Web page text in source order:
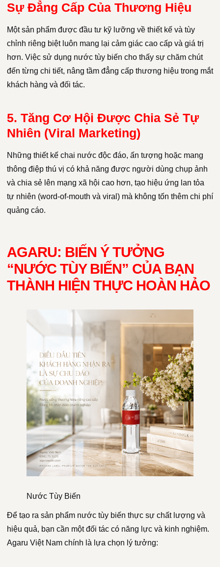
Sự Đẳng Cấp Của Thương Hiệu
Một sản phẩm được đầu tư kỹ lưỡng về thiết kế và tùy
chỉnh riêng biệt luôn mang lại cảm giác cao cấp và giá trị
hơn. Việc sử dụng nước tùy biến cho thấy sự chăm chút
đến từng chi tiết, nâng tầm đẳng cấp thương hiệu trong mắt
khách hàng và đối tác.
5. Tăng Cơ Hội Được Chia Sẻ Tự
Nhiên (Viral Marketing)
Những thiết kế chai nước độc đáo, ấn tượng hoặc mang
thông điệp thú vị có khả năng được người dùng chụp ảnh
và chia sẻ lên mạng xã hội cao hơn, tạo hiệu ứng lan tỏa
tự nhiên (word-of-mouth và viral) mà không tốn thêm chi phí
quảng cáo.
AGARU: BIẾN Ý TƯỞNG
“NƯỚC TÙY BIẾN” CỦA BẠN
THÀNH HIỆN THỰC HOÀN HẢO
Nước Tùy Biến
Để tạo ra sản phẩm nước tùy biến thực sự chất lượng và
hiệu quả, bạn cần một đối tác có năng lực và kinh nghiệm.
Agaru Việt Nam chính là lựa chọn lý tưởng: